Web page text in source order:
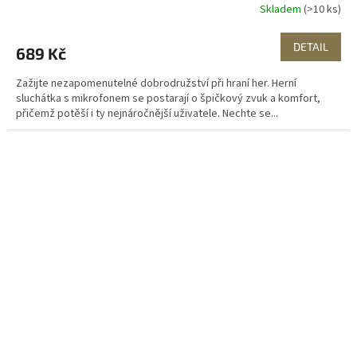
Skladem (>10 ks)
689 Kč DETAIL
Zažijte nezapomenutelné dobrodružství při hraní her. Herní
sluchátka s mikrofonem se postarají o špičkový zvuk a komfort,
přičemž potěší i ty nejnáročnější uživatele. Nechte se...